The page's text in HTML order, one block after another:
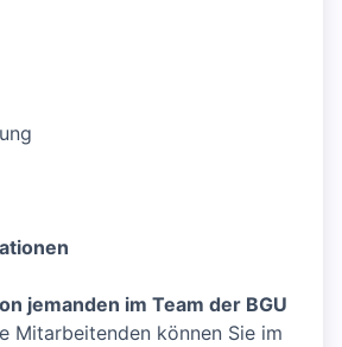
jemanden im Team der BGU
Mitarbeitenden können Sie im